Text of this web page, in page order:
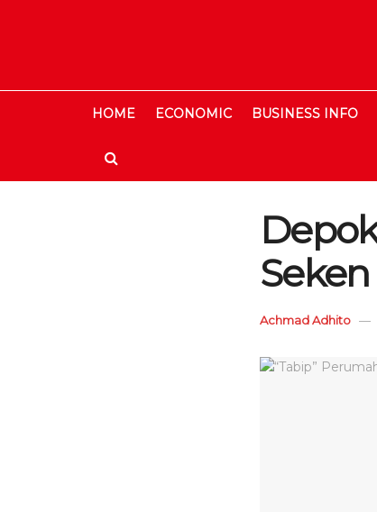
HOME ECONOMIC BUSINESS INFO
Seken
Achmad Adhito